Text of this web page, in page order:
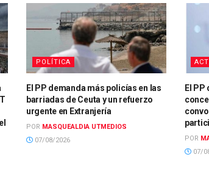
POLÍTICA
El PP demanda más policías en las
barriadas de Ceuta y un refuerzo
urgente en Extranjería
POR MASQUEALDIA UTMEDIOS
07/08/2026
El PP
POR
07/